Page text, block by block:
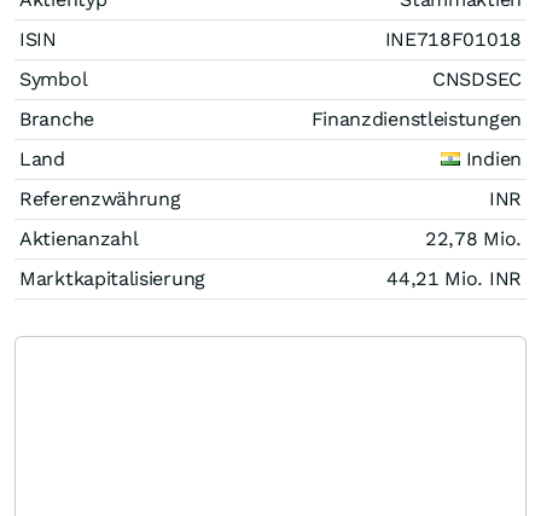
ISIN
INE718F01018
Symbol
CNSDSEC
Branche
Finanzdienstleistungen
Land
Indien
Referenzwährung
INR
Aktienanzahl
22,78 Mio.
Marktkapitalisierung
44,21 Mio. INR